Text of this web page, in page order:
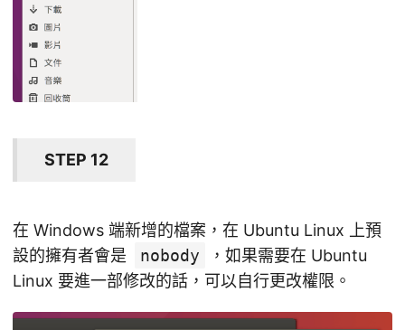
STEP 12
在 Windows 端新增的檔案，在 Ubuntu Linux 上預
設的擁有者會是
nobody
，如果需要在 Ubuntu
Linux 要進一部修改的話，可以自行更改權限。